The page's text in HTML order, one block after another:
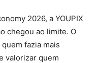
2026, a YOUPIX
chegou ao limite. O
fazia mais
valorizar quem